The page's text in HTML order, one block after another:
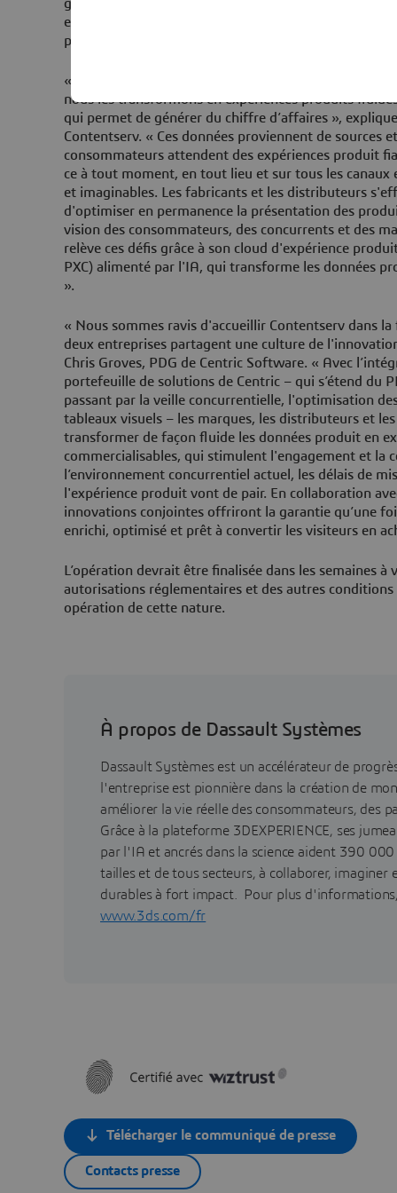
garantir l'exactitude de l'étiquetage de conformité.
est également renforcée grâce à des expériences de
personnalisées.
« Chez Contentserv, nous ne nous contentons pas de
nous les transformons en expériences produits
qui permet de générer du chiffre d’affaires »,
Contentserv. « Ces données proviennent de sources
consommateurs attendent des expériences produit
ce à tout moment, en tout lieu et sur tous les canaux
et imaginables. Les fabricants et les distributeurs
d'optimiser en permanence la présentation des
vision des consommateurs, des concurrents et des
relève ces défis grâce à son cloud d'expérience
PXC) alimenté par l'IA, qui transforme les données
».
« Nous sommes ravis d'accueillir Contentserv dans
deux entreprises partagent une culture de
Chris Groves, PDG de Centric Software. « Avec
portefeuille de solutions de Centric – qui s’étend du
passant par la veille concurrentielle, l'optimisation
tableaux visuels – les marques, les distributeurs et
transformer de façon fluide les données produit en
commercialisables, qui stimulent l'engagement et la
l’environnement concurrentiel actuel, les délais de
l'expérience produit vont de pair. En collaboration
innovations conjointes offriront la garantie qu’une
enrichi, optimisé et prêt à convertir les visiteurs en
L’opération devrait être finalisée dans les semaines à
autorisations réglementaires et des autres
opération de cette nature.
À propos de Dassault Systèmes
Dassault Systèmes est un accélérateur de
l'entreprise est pionnière dans la création de
améliorer la vie réelle des consommateurs, des
Grâce à la plateforme 3DEXPERIENCE, ses
par l'IA et ancrés dans la science aident 390
tailles et de tous secteurs, à collaborer, imaginer
durables à fort impact. Pour plus
www.3ds.com/fr
Télécharger le communiqué de presse
Contacts presse